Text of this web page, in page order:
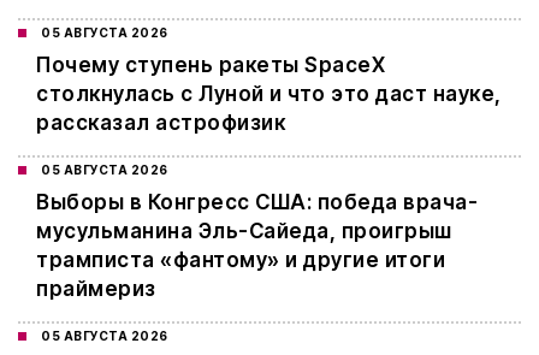
05 АВГУСТА 2026
Почему ступень ракеты SpaceX
столкнулась с Луной и что это даст науке,
рассказал астрофизик
05 АВГУСТА 2026
Выборы в Конгресс США: победа врача-
мусульманина Эль-Сайеда, проигрыш
трамписта «фантому» и другие итоги
праймериз
05 АВГУСТА 2026